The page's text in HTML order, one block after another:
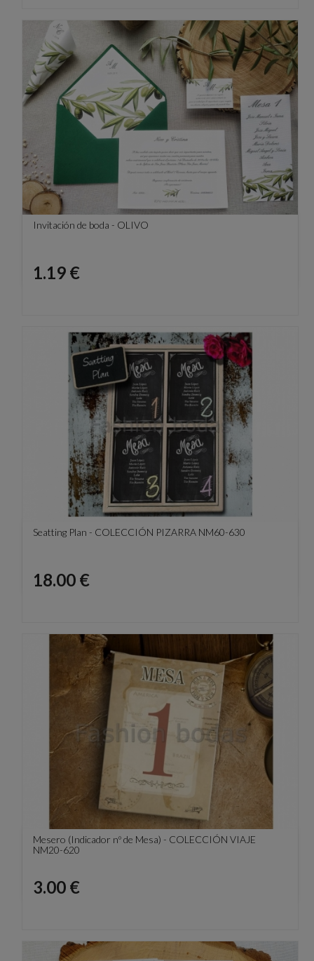
Invitación de boda - OLIVO
Precio
1.19 €
Seatting Plan - COLECCIÓN PIZARRA NM60-630
Precio
18.00 €
Mesero (Indicador nº de Mesa) - COLECCIÓN VIAJE
NM20-620
Precio
3.00 €